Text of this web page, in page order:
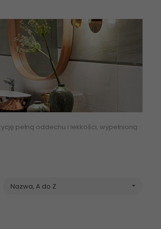
pełną oddechu i lekkości, wypełnioną
Nazwa, A do Z 